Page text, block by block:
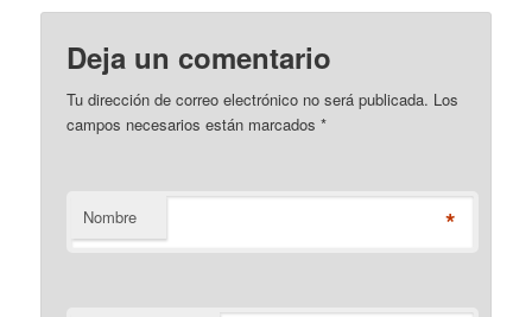
Deja un comentario
Tu dirección de correo electrónico no será publicada. Los
campos necesarios están marcados*
Nombre *